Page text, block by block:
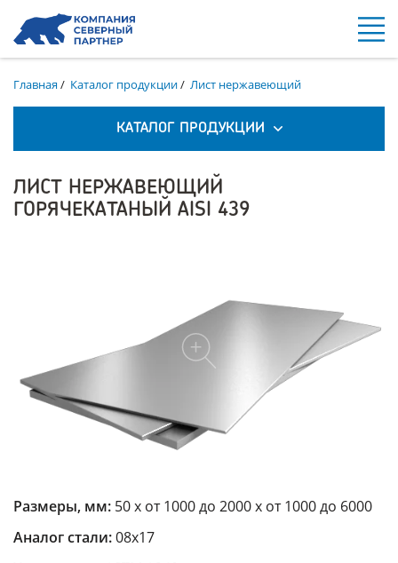
Главная/ Каталог продукции/ Лист нержавеющий
КАТАЛОГ ПРОДУКЦИИ
ЛИСТ НЕРЖАВЕЮЩИЙ
ГОРЯЧЕКАТАНЫЙ AISI 439
Размеры, мм: 50 х от 1000 до 2000 х от 1000 до 6000
Аналог стали:08х17